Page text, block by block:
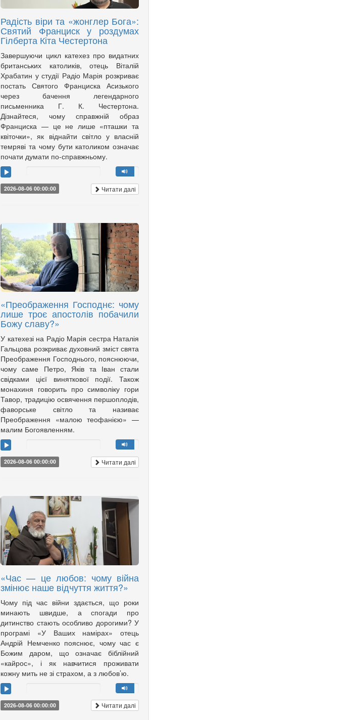
Радість віри та «жонглер Бога»:
Святий Франциск у роздумах
Гілберта Кіта Честертона
Завершуючи цикл катехез про видатних
британських католиків, отець Віталій
Храбатин у студії Радіо Марія розкриває
постать Святого Франциска Асизького
через бачення легендарного
письменника Г. К. Честертона.
Дізнайтеся, чому справжній образ
Франциска — це не лише «пташки та
квіточки», як віднайти світло у власній
темряві та чому бути католиком означає
почати думати по-справжньому.
2026-08-06 00:00:00 Читати далі
«Преображення Господнє: чому
лише троє апостолів побачили
Божу славу?»
У катехезі на Радіо Марія сестра Наталія
Гальцова розкриває духовний зміст свята
Преображення Господнього, пояснюючи,
чому саме Петро, Яків та Іван стали
свідками цієї виняткової події. Також
монахиня говорить про символіку гори
Тавор, традицію освячення першоплодів,
фаворське світло та називає
Преображення «малою теофанією» —
малим Богоявленням.
2026-08-06 00:00:00 Читати далі
«Час — це любов: чому війна
змінює наше відчуття життя?»
Чому під час війни здається, що роки
минають швидше, а спогади про
дитинство стають особливо дорогими? У
програмі «У Ваших намірах» отець
Андрій Немченко пояснює, чому час є
Божим даром, що означає біблійний
«кайрос», і як навчитися проживати
кожну мить не зі страхом, а з любов’ю.
2026-08-06 00:00:00 Читати далі